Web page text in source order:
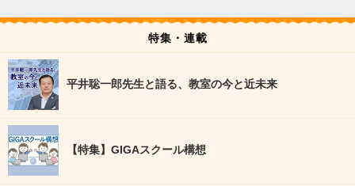
特集・連載
平井聡一郎先生と語る、教室の今と近未来
【特集】GIGAスクール構想